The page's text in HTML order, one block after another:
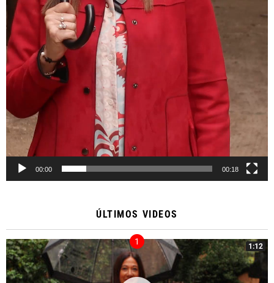
00:00 00:18
ÚLTIMOS VIDEOS
1:12